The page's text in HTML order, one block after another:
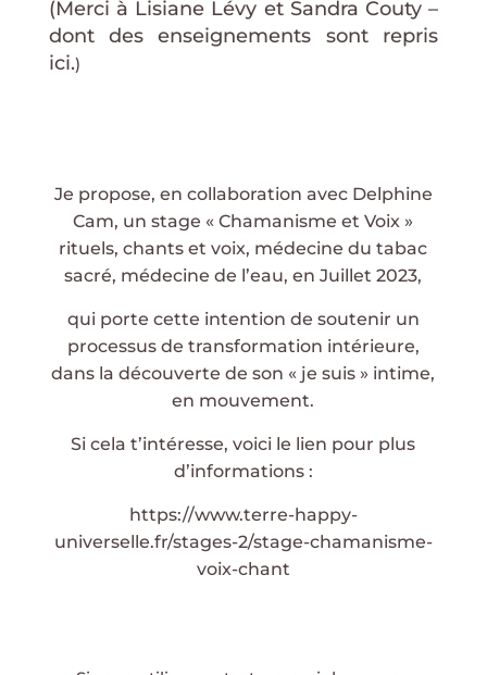
(Merci à Lisiane Lévy et Sandra Couty –
dont des enseignements sont repris
ici.)
Je propose, en collaboration avec Delphine
Cam, un stage « Chamanisme et Voix »
rituels, chants et voix, médecine du tabac
sacré, médecine de l’eau, en Juillet 2023,
qui porte cette intention de soutenir un
processus de transformation intérieure,
dans la découverte de son « je suis » intime,
en mouvement.
Si cela t’intéresse, voici le lien pour plus
d’informations :
https://www.terre-happy-
universelle.fr/stages-2/stage-chamanisme-
voix-chant